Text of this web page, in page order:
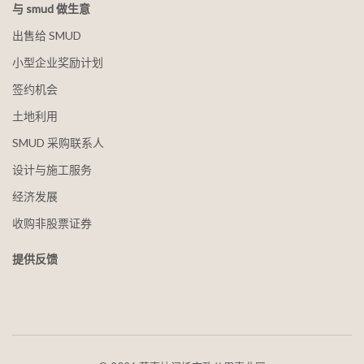
与 smud 做生意
出售给 SMUD
小型企业奖励计划
签约机会
土地利用
SMUD 采购联系人
设计与施工服务
经济发展
收购非股票证券
提供反馈